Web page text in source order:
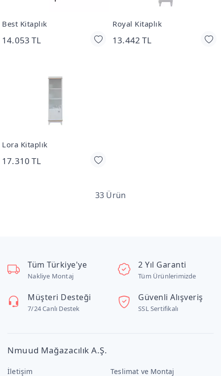
Best Kitaplık
14.053 TL
Royal Kitaplık
13.442 TL
Lora Kitaplık
17.310 TL
33 Ürün
Tüm Türkiye'ye
Nakliye Montaj
2 Yıl Garanti
Tüm Ürünlerimizde
Müşteri Desteği
7/24 Canlı Destek
Güvenli Alışveriş
SSL Sertifikalı
Nmuud Mağazacılık A.Ş.
İletişim
Teslimat ve Montaj